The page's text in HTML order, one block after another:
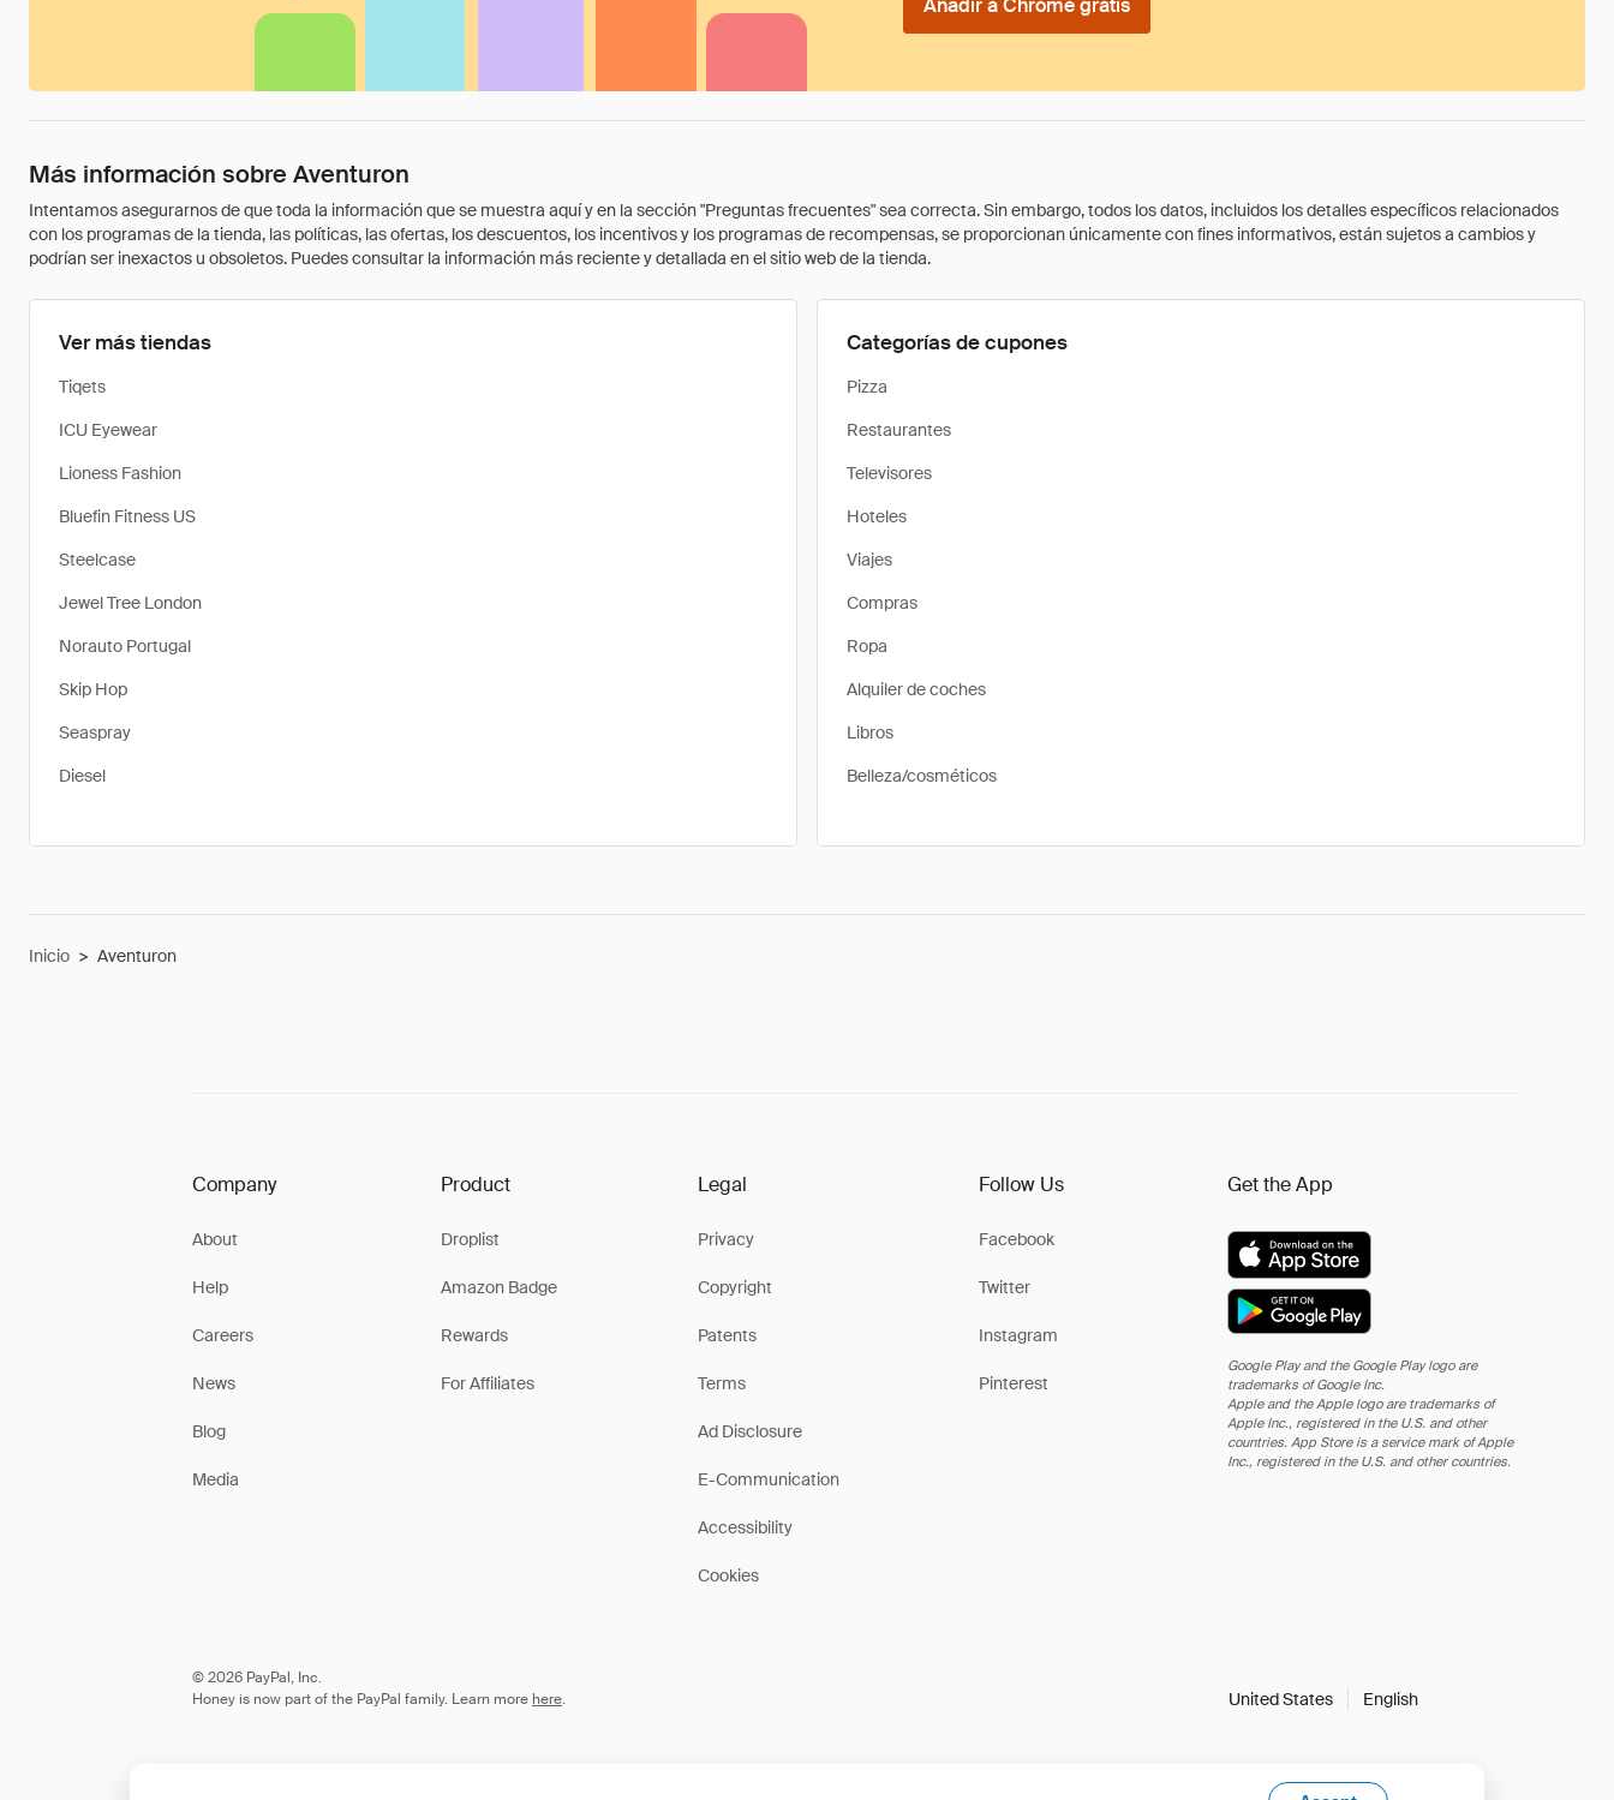
Más información sobre Aventuron
Intentamos asegurarnos de que toda la información que se muestra aquí y en la sección "Preguntas frecuentes" sea correcta. Sin embargo, todos los datos, incluidos los detalles específicos relacionados
con los programas de la tienda, las políticas, las ofertas, los descuentos, los incentivos y los programas de recompensas, se proporcionan únicamente con fines informativos, están sujetos a cambios y
podrían ser inexactos u obsoletos. Puedes consultar la información más reciente y detallada en el sitio web de la tienda.
Ver más tiendas
Tiqets
ICU Eyewear
Lioness Fashion
Bluefin Fitness US
Steelcase
Jewel Tree London
Norauto Portugal
Skip Hop
Seaspray
Diesel
Categorías de cupones
Pizza
Restaurantes
Televisores
Hoteles
Viajes
Compras
Ropa
Alquiler de coches
Libros
Belleza/cosméticos
Inicio > Aventuron
Company
About
Help
Careers
News
Blog
Media
Product
Droplist
Amazon Badge
Rewards
For Affiliates
Legal
Privacy
Copyright
Patents
Terms
Ad Disclosure
E-Communication
Accessibility
Cookies
Follow Us
Facebook
Twitter
Instagram
Pinterest
Get the App
Google Play and the Google Play logo are
trademarks of Google Inc.
Apple and the Apple logo are trademarks of
Apple Inc., registered in the U.S. and other
countries. App Store is a service mark of Apple
Inc., registered in the U.S. and other countries.
© 2026 PayPal, Inc.
Honey is now part of the PayPal family. Learn more here. United States English